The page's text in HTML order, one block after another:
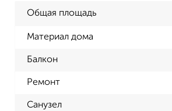
Общая площадь
Материал дома
Балкон
Ремонт
Санузел